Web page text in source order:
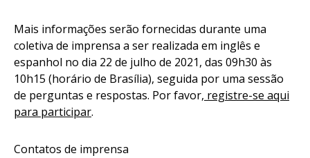
Mais informações serão fornecidas durante uma
coletiva de imprensa a ser realizada em inglês e
espanhol no dia 22 de julho de 2021, das 09h30 às
10h15 (horário de Brasília), seguida por uma sessão
de perguntas e respostas. Por favor, registre-se aqui
para participar.
Contatos de imprensa